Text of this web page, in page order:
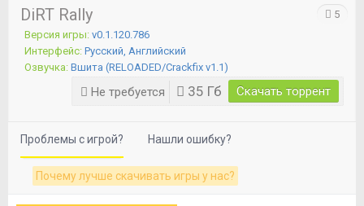
DiRT Rally
Версия игры: v0.1.120.786
Интерфейс: Русский, Английский
Озвучка: Вшита (RELOADED/Crackfix v1.1)
Не требуется 35 Гб Скачать торрент
5
Проблемы с игрой? Нашли ошибку?
Почему лучше скачивать игры у нас?